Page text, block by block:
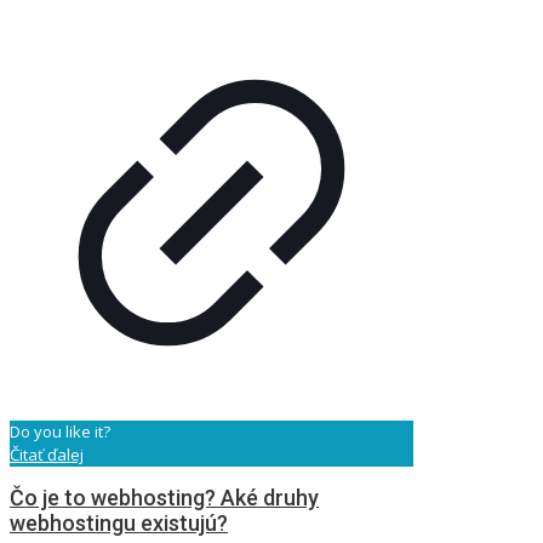
Do you like it?
Čitať ďalej
Čo je to webhosting? Aké druhy
webhostingu existujú?